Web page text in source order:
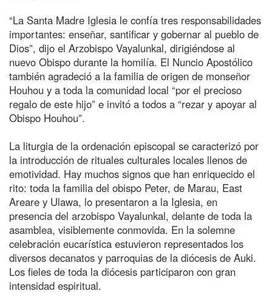
“La Santa Madre Iglesia le confía tres responsabilidades
importantes: enseñar, santificar y gobernar al pueblo de
Dios”, dijo el Arzobispo Vayalunkal, dirigiéndose al
nuevo Obispo durante la homilía. El Nuncio Apostólico
también agradeció a la familia de origen de monseñor
Houhou y a toda la comunidad local “por el precioso
regalo de este hijo” e invitó a todos a “rezar y apoyar al
Obispo Houhou”.
La liturgia de la ordenación episcopal se caracterizó por
la introducción de rituales culturales locales llenos de
emotividad. Hay muchos signos que han enriquecido el
rito: toda la familia del obispo Peter, de Marau, East
Areare y Ulawa, lo presentaron a la Iglesia, en
presencia del arzobispo Vayalunkal, delante de toda la
asamblea, visiblemente conmovida. En la solemne
celebración eucarística estuvieron representados los
diversos decanatos y parroquias de la diócesis de Auki.
Los fieles de toda la diócesis participaron con gran
intensidad espiritual.